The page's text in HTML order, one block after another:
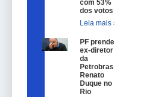
com 53%
dos votos
Leia mais »
PF prende
ex-diretor
da
Petrobras
Renato
Duque no
Rio